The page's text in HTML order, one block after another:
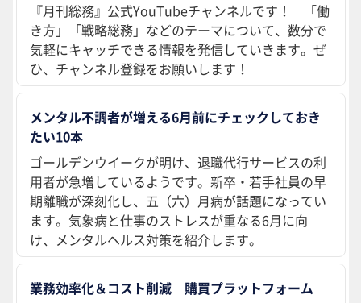
『月刊総務』公式YouTubeチャンネルです！ 「働
き方」「戦略総務」などのテーマについて、数分で
気軽にキャッチできる情報を発信していきます。ぜ
ひ、チャンネル登録をお願いします！
メンタル不調者が増える6月前にチェックしておき
たい10本
ゴールデンウイークが明け、退職代行サービスの利
用者が急増しているようです。新卒・若手社員の早
期離職が深刻化し、五（六）月病が話題になってい
ます。気象病と仕事のストレスが重なる6月に向
け、メンタルヘルス対策を紹介します。
業務効率化＆コスト削減 購買プラットフォーム